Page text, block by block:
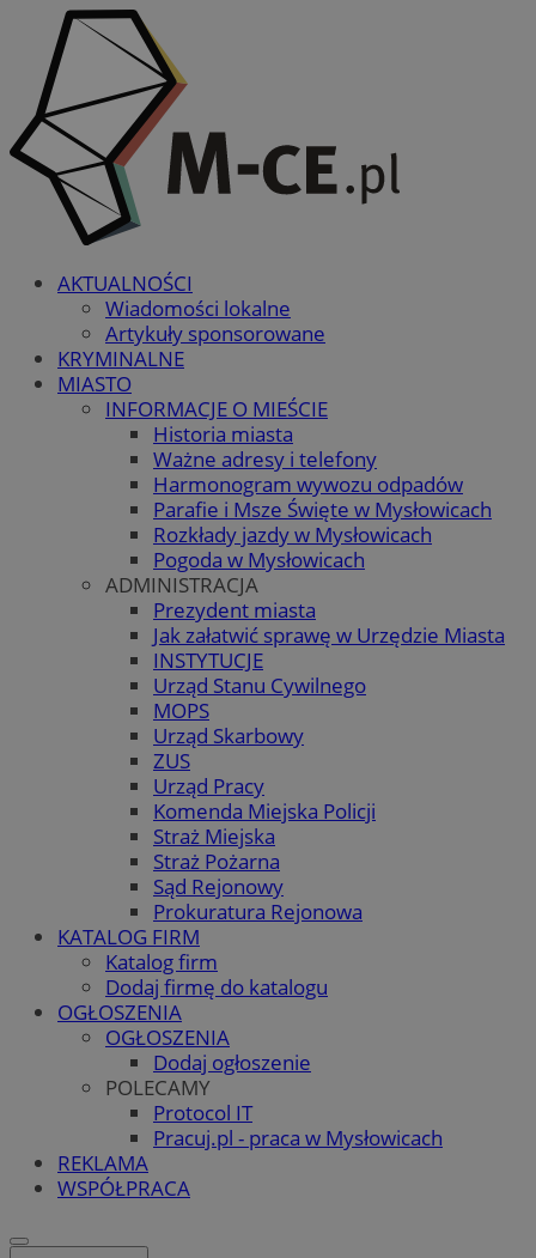
AKTUALNOŚCI
Wiadomości lokalne
Artykuły sponsorowane
KRYMINALNE
MIASTO
INFORMACJE O MIEŚCIE
Historia miasta
Ważne adresy i telefony
Harmonogram wywozu odpadów
Parafie i Msze Święte w Mysłowicach
Rozkłady jazdy w Mysłowicach
Pogoda w Mysłowicach
ADMINISTRACJA
Prezydent miasta
Jak załatwić sprawę w Urzędzie Miasta
INSTYTUCJE
Urząd Stanu Cywilnego
MOPS
Urząd Skarbowy
ZUS
Urząd Pracy
Komenda Miejska Policji
Straż Miejska
Straż Pożarna
Sąd Rejonowy
Prokuratura Rejonowa
KATALOG FIRM
Katalog firm
Dodaj firmę do katalogu
OGŁOSZENIA
OGŁOSZENIA
Dodaj ogłoszenie
POLECAMY
Protocol IT
Pracuj.pl - praca w Mysłowicach
REKLAMA
WSPÓŁPRACA